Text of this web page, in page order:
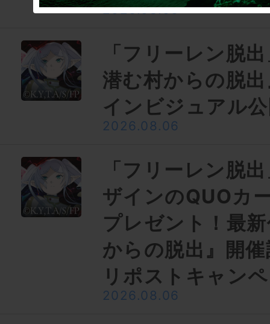
2026.08.06
「フリーレン脱
潜む村からの脱
インビジュアル
2026.08.06
「フリーレン脱
ザインのQUOカ
プレゼント！最
からの脱出』開
リポストキャン
2026.08.06